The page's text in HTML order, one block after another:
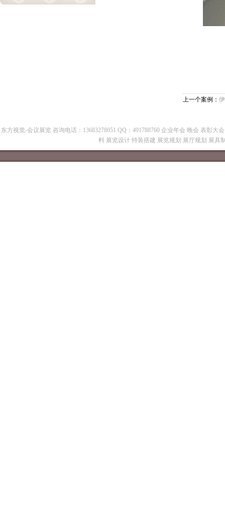
上一个案例：
东方视觉-会议展览 咨询电话：13683278051 QQ：491788760 企业年会 晚会 表彰
料 展览设计 特装搭建 展览规划 展厅规划 展具